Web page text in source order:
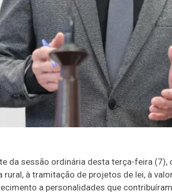
da sessão ordinária desta terça-feira
à tramitação de projetos de lei, à
a personalidades que